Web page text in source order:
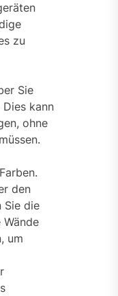
zu
Sie
kann
ohne
den
Sie die
Wände
um